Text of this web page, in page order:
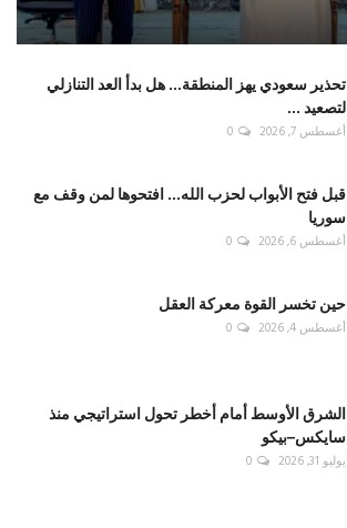
تحذير سعودي يهز المنطقة... هل بدأ العد التنازلي
لتصعيد ...
أغسطس 7, 2026 0
قبل فتح الأبواب لحزب الله... افتحوها لمن وقف مع
سوريا
أغسطس 6, 2026 0
حين تخسر القوة معركة العقل
أغسطس 4, 2026 0
الشرق الأوسط أمام أخطر تحول استراتيجي منذ
سايكس–بيكو
يوليو 31, 2026 0